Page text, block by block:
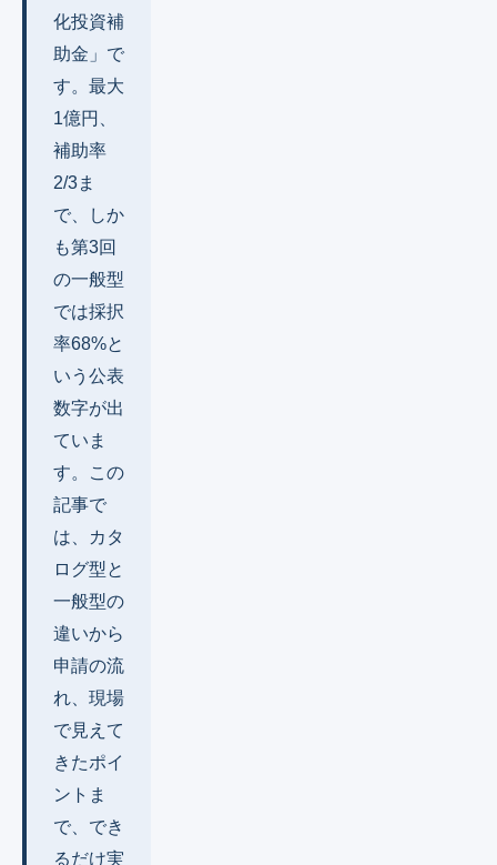
化投資補
助金」で
す。最大
1億円、
補助率
2/3ま
で、しか
も第3回
の一般型
では採択
率68%と
いう公表
数字が出
ていま
す。この
記事で
は、カタ
ログ型と
一般型の
違いから
申請の流
れ、現場
で見えて
きたポイ
ントま
で、でき
るだけ実